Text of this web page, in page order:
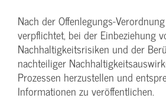
Nach der Offenlegungs-
verpflichtet, bei der Einbeziehung
Nachhaltigkeitsrisiken und der
nachteiliger
Prozessen herzustellen und
Informationen zu veröffentlichen.